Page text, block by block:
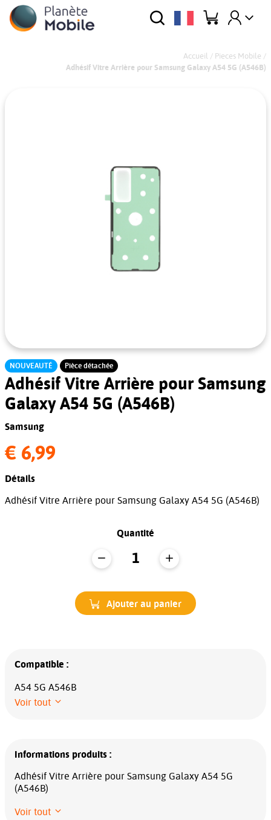
Accueil / Pieces Mobile /
Adhésif Vitre Arrière pour Samsung Galaxy A54 5G (A546B)
NOUVEAUTÉ Pièce détachée
Adhésif Vitre Arrière pour Samsung
Galaxy A54 5G (A546B)
Samsung
€ 6,99
Détails
Adhésif Vitre Arrière pour Samsung Galaxy A54 5G (A546B)
Quantité
Ajouter au panier
Compatible :
A54 5G A546B
Voir tout
Informations produits :
Adhésif Vitre Arrière pour Samsung Galaxy A54 5G
(A546B)
Voir tout